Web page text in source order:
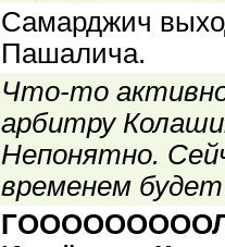
Самарджич
Пашалича.
Что-то
арбитру
Непонятно.
временем